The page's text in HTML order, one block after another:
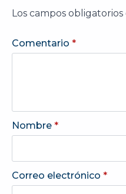
Los campos
Comentario *
Nombre *
Correo electrónico *